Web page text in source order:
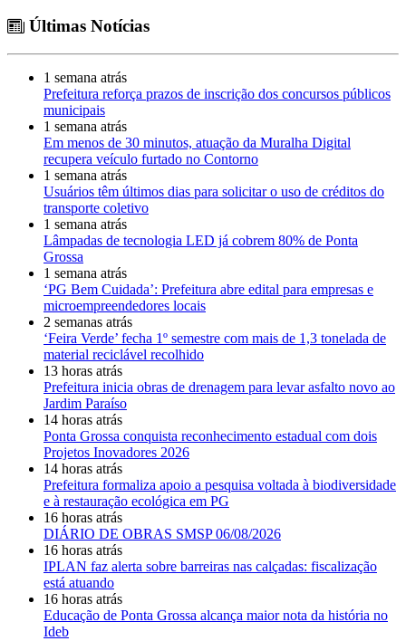
Últimas Notícias
1 semana atrás
Prefeitura reforça prazos de inscrição dos concursos públicos
municipais
1 semana atrás
Em menos de 30 minutos, atuação da Muralha Digital
recupera veículo furtado no Contorno
1 semana atrás
Usuários têm últimos dias para solicitar o uso de créditos do
transporte coletivo
1 semana atrás
Lâmpadas de tecnologia LED já cobrem 80% de Ponta
Grossa
1 semana atrás
‘PG Bem Cuidada’: Prefeitura abre edital para empresas e
microempreendedores locais
2 semanas atrás
‘Feira Verde’ fecha 1º semestre com mais de 1,3 tonelada de
material reciclável recolhido
13 horas atrás
Prefeitura inicia obras de drenagem para levar asfalto novo ao
Jardim Paraíso
14 horas atrás
Ponta Grossa conquista reconhecimento estadual com dois
Projetos Inovadores 2026
14 horas atrás
Prefeitura formaliza apoio a pesquisa voltada à biodiversidade
e à restauração ecológica em PG
16 horas atrás
DIÁRIO DE OBRAS SMSP 06/08/2026
16 horas atrás
IPLAN faz alerta sobre barreiras nas calçadas: fiscalização
está atuando
16 horas atrás
Educação de Ponta Grossa alcança maior nota da história no
Ideb